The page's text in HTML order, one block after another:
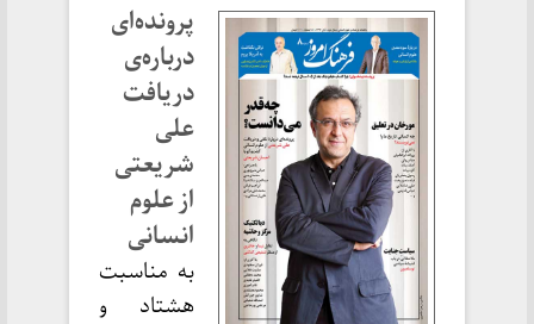
پرونده‌ای
درباره‌ی
دریافت
علی
شریعتی
از علوم
انسانی
به مناسبت
هشتاد و